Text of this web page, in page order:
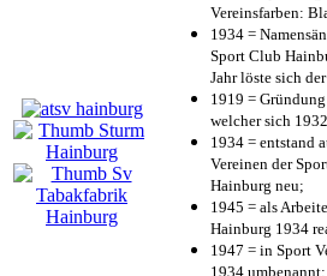
Vereinsfarben:
1934 =
Sport Club
Jahr löste sich
1919 =
welcher sich
1934 = entstand
Vereinen der
Hainburg neu;
1945 = als
Hainburg 1934
1947 = in Sport
1934 umbenannt;